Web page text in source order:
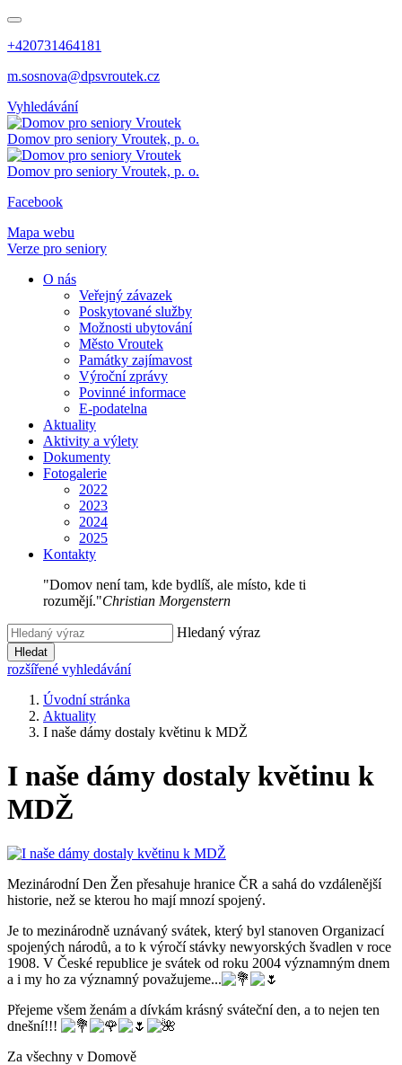
+420731464181
m.sosnova@dpsvroutek.cz
Vyhledávání
Domov pro seniory Vroutek, p. o.
Domov pro seniory Vroutek, p. o.
Facebook
Mapa webu
Verze pro seniory
O nás
Veřejný závazek
Poskytované služby
Možnosti ubytování
Město Vroutek
Památky zajímavost
Výroční zprávy
Povinné informace
E-podatelna
Aktuality
Aktivity a výlety
Dokumenty
Fotogalerie
2022
2023
2024
2025
Kontakty
"Domov není tam, kde bydlíš, ale místo, kde ti
rozumějí."Christian Morgenstern
Hledaný výraz
Hledat
rozšířené vyhledávání
Úvodní stránka
Aktuality
I naše dámy dostaly květinu k MDŽ
I naše dámy dostaly květinu k
MDŽ
Mezinárodní Den Žen přesahuje hranice ČR a sahá do vzdálenější
historie, než se kterou ho mají mnozí spojený.
Je to mezinárodně uznávaný svátek, který byl stanoven Organizací
spojených národů, a to k výročí stávky newyorských švadlen v roce
1908. V České republice je svátek od roku 2004 významným dnem
a i my ho za významný považujeme...
Přejeme všem ženám a dívkám krásný sváteční den, a to nejen ten
dnešní!!!
Za všechny v Domově